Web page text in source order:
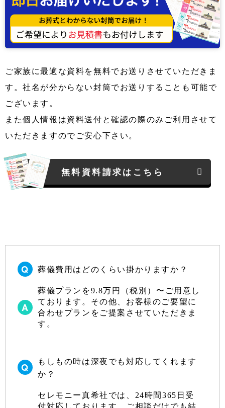
ご家族に最適な資料を無料でお送りさせていただきま
す。社名が分からない封筒でお送りすることも可能で
ございます。
また個人情報は資料送付と確認の際のみご利用させて
いただきますのでご安心下さい。
無料資料請求はこちら
葬儀費用はどのくらい掛かりますか？
葬儀プランを9.8万円（税別）〜ご用意し
ております。その他、お客様のご要望に
合わせプランをご提案させていただきま
す。
もしもの時は深夜でも対応してくれます
か？
セレモニー真希社では、24時間365日受
付対応しております。ご相談だけでも結